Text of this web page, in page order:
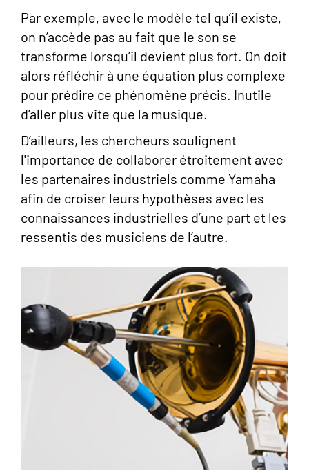
Par exemple, avec le modèle tel qu’il existe,
on n’accède pas au fait que le son se
transforme lorsqu’il devient plus fort. On doit
alors réfléchir à une équation plus complexe
pour prédire ce phénomène précis. Inutile
d’aller plus vite que la musique.
D’ailleurs, les chercheurs soulignent
l'importance de collaborer étroitement avec
les partenaires industriels comme Yamaha
afin de croiser leurs hypothèses avec les
connaissances industrielles d’une part et les
ressentis des musiciens de l’autre.